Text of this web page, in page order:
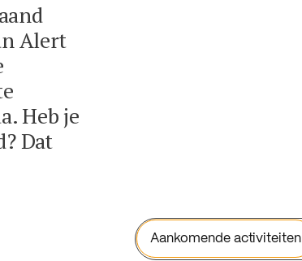
Alert
Heb je
Dat
Aankomende activiteiten